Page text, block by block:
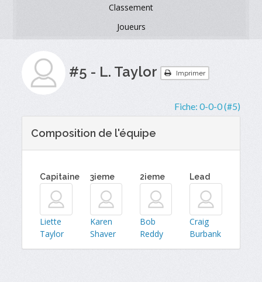
Classement
Joueurs
#5 - L. Taylor Imprimer
Fiche: 0-0-0 (#5)
Composition de l'équipe
Capitaine
Liette
Taylor
3ieme
Karen
Shaver
2ieme
Bob
Reddy
Lead
Craig
Burbank